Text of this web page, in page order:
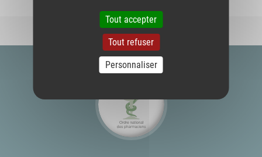
Tout accepter
Tout refuser
Personnaliser